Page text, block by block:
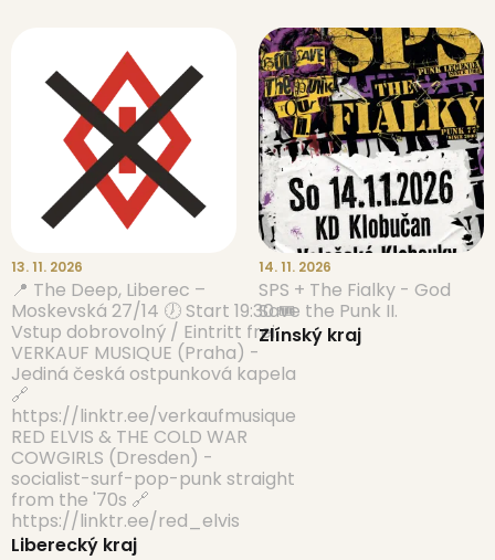
13. 11. 2026
📍 The Deep, Liberec –
Moskevská 27/14 🕖 Start 19:30 🎟
Vstup dobrovolný / Eintritt frei
VERKAUF MUSIQUE (Praha) -
Jediná česká ostpunková kapela
🔗
https://linktr.ee/verkaufmusique
RED ELVIS & THE COLD WAR
COWGIRLS (Dresden) -
socialist-surf-pop-punk straight
from the '70s 🔗
https://linktr.ee/red_elvis
Liberecký kraj
14. 11. 2026
SPS + The Fialky - God
Save the Punk II.
Zlínský kraj